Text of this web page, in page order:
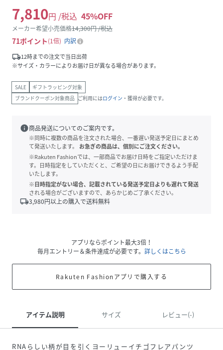
7,810円 /税込 45%OFF
メーカー希望小売価格14,300円 /税込
71ポイント 1倍
内訳
local_shipping12時までの注文で当日出荷
※サイズ・カラーによりお届け日が異なる場合があります。
SALE
ギフトラッピング対象
ブランドクーポン対象商品 ご利用にはログイン ・獲得が必要です。
info商品発送についてのご案内です。
※同時に複数の商品を注文された場合、一番遅い発送予定日にまとめ
て発送いたします。
お急ぎの商品は、個別にご注文ください。
※Rakuten Fashionでは、一部商品でお届け日時をご指定いただけま
す。日時指定をしていただくと、ご希望の日にお届けできるよう手配
いたします。
※日時指定がない場合、記載されている発送予定日よりも遅れて発送
される場合がございますので、あらかじめご了承ください。
local_shipping3,980円以上の購入で送料無料
アプリならポイント最大3倍！
毎月エントリー＆条件達成が必要です。 詳しくはこちら
Rakuten Fashionアプリで購入する
アイテム説明 サイズ レビュー(-)
RNAらしい柄が目を引くヨーリューイチゴフレアパンツ